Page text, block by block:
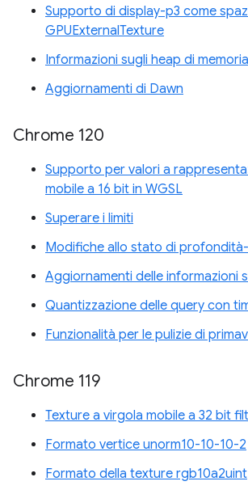
Supporto di display-p3 come
GPUExternalTexture
Informazioni sugli heap di memoria
Aggiornamenti di Dawn
Chrome 120
Supporto per valori a
mobile a 16 bit in WGSL
Superare i limiti
Modifiche allo stato di
Aggiornamenti delle informazioni
Quantizzazione delle query con
Funzionalità per le pulizie di
Chrome 119
Texture a virgola mobile a 32 bit
Formato vertice unorm10-10-10-2
Formato della texture rgb10a2uint